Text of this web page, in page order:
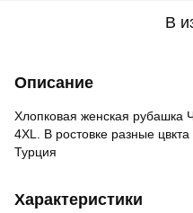
В
Описание
Хлопковая женская рубашка
4XL. В ростовке разные
Турция
Характеристики